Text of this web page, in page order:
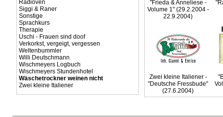
Radioven
Siggi & Raner
Sonstige
Sprachkurs
Therapie
Uschi - Frauen sind doof
Verkorkst, vergeigt, vergessen
Weltenbummler
Willi Deutschmann
Wischmeyers Logbuch
Wischmeyers Stundenhotel
Wäschetrockner weinen nicht
Zwei kleine Italiener
"Frieda & Anneliese -
Volume 1" (29.2.2004 -
22.9.2004)
Zwei kleine Italiener -
"Deutsche Fressbude"
(27.6.2004)